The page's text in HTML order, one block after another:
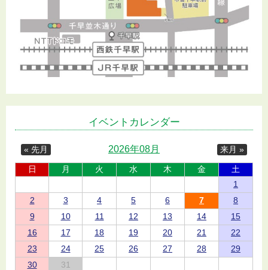
イベントカレンダー
« 先月 来月 »
2026年08月
日 月 火 水 木 金
土
1
2
3 4 5 6 7
8
9
10 11 12 13 14
15
16
17 18 19 20 21
22
23
24 25 26 27 28
29
30
31